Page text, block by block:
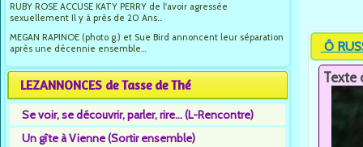
RUBY ROSE ACCUSE KATY PERRY de l'avoir agressée
sexuellement Il y à près de 20 Ans...
MEGAN RAPINOE (photo g.) et Sue Bird annoncent leur séparation
après une décennie ensemble...
LEZANNONCES de Tasse de Thé
Se voir, se découvrir, parler, rire... (L-Rencontre)
Un gîte à Vienne (Sortir ensemble)
Ô
Texte